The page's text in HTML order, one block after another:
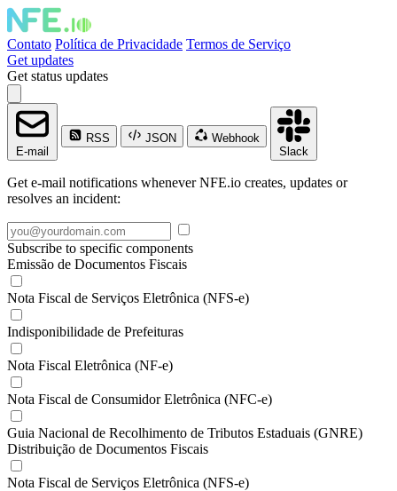
Contato Política de Privacidade Termos de Serviço
Get updates
Get status updates
E-mail
RSS JSON
Webhook
Slack
Get e-mail notifications whenever NFE.io creates, updates or
resolves an incident:
Subscribe to specific components
Emissão de Documentos Fiscais
Nota Fiscal de Serviços Eletrônica (NFS-e)
Indisponibilidade de Prefeituras
Nota Fiscal Eletrônica (NF-e)
Nota Fiscal de Consumidor Eletrônica (NFC-e)
Guia Nacional de Recolhimento de Tributos Estaduais (GNRE)
Distribuição de Documentos Fiscais
Nota Fiscal de Serviços Eletrônica (NFS-e)